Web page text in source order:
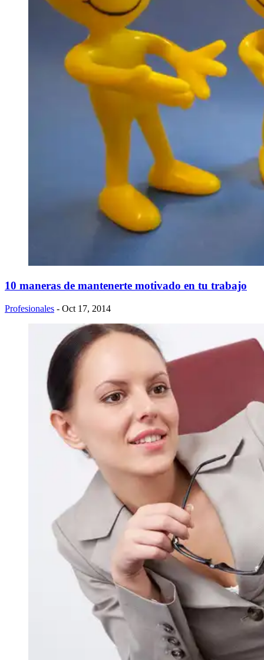
10 maneras de mantenerte motivado en tu trabajo
Profesionales - Oct 17, 2014